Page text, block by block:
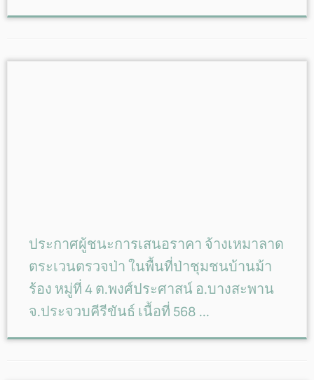
ประกาศผู้ชนะการเสนอราคา จ้างเหมาลาด
ตระเวนตรวจป่า ในพื้นที่ป่าชุมชนบ้านม้า
ร้อง หมู่ที่ 4 ต.พงศ์ประศาสน์ อ.บางสะพาน
จ.ประจวบคีรีขันธ์ เนื้อที่ 568 ...